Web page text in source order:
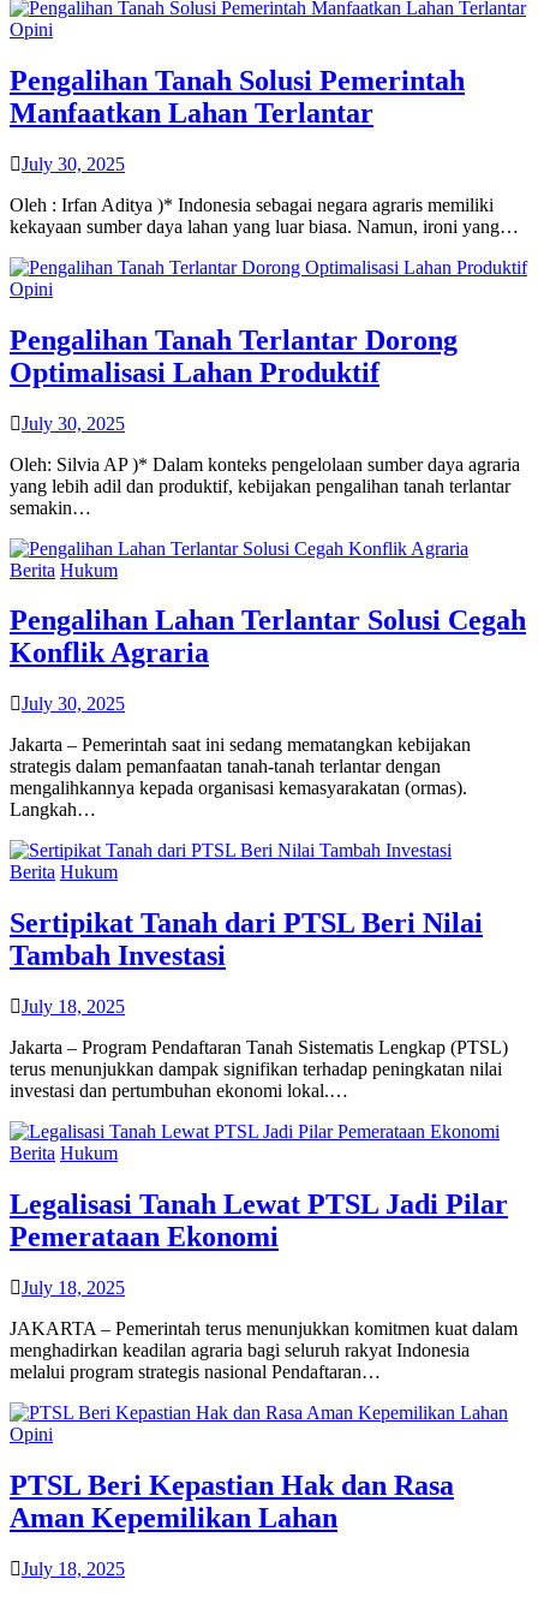
Opini
Pengalihan Tanah Solusi Pemerintah
Manfaatkan Lahan Terlantar
July 30, 2025
Oleh : Irfan Aditya )* Indonesia sebagai negara agraris memiliki
kekayaan sumber daya lahan yang luar biasa. Namun, ironi yang…
Opini
Pengalihan Tanah Terlantar Dorong
Optimalisasi Lahan Produktif
July 30, 2025
Oleh: Silvia AP )* Dalam konteks pengelolaan sumber daya agraria
yang lebih adil dan produktif, kebijakan pengalihan tanah terlantar
semakin…
Berita Hukum
Pengalihan Lahan Terlantar Solusi Cegah
Konflik Agraria
July 30, 2025
Jakarta – Pemerintah saat ini sedang mematangkan kebijakan
strategis dalam pemanfaatan tanah-tanah terlantar dengan
mengalihkannya kepada organisasi kemasyarakatan (ormas).
Langkah…
Berita Hukum
Sertipikat Tanah dari PTSL Beri Nilai
Tambah Investasi
July 18, 2025
Jakarta – Program Pendaftaran Tanah Sistematis Lengkap (PTSL)
terus menunjukkan dampak signifikan terhadap peningkatan nilai
investasi dan pertumbuhan ekonomi lokal.…
Berita Hukum
Legalisasi Tanah Lewat PTSL Jadi Pilar
Pemerataan Ekonomi
July 18, 2025
JAKARTA – Pemerintah terus menunjukkan komitmen kuat dalam
menghadirkan keadilan agraria bagi seluruh rakyat Indonesia
melalui program strategis nasional Pendaftaran…
Opini
PTSL Beri Kepastian Hak dan Rasa
Aman Kepemilikan Lahan
July 18, 2025